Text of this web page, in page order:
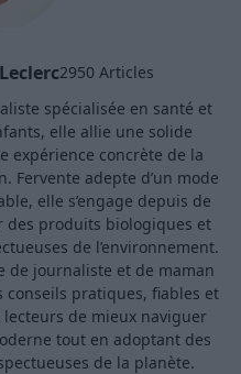
2950 Articles
spécialisée en santé et
elle allie une solide
expérience concrète de la
Fervente adepte d’un mode
elle s’engage depuis de
des produits biologiques et
de l’environnement.
de journaliste et de maman
conseils pratiques, fiables et
de mieux naviguer
tout en adoptant des
de la planète.